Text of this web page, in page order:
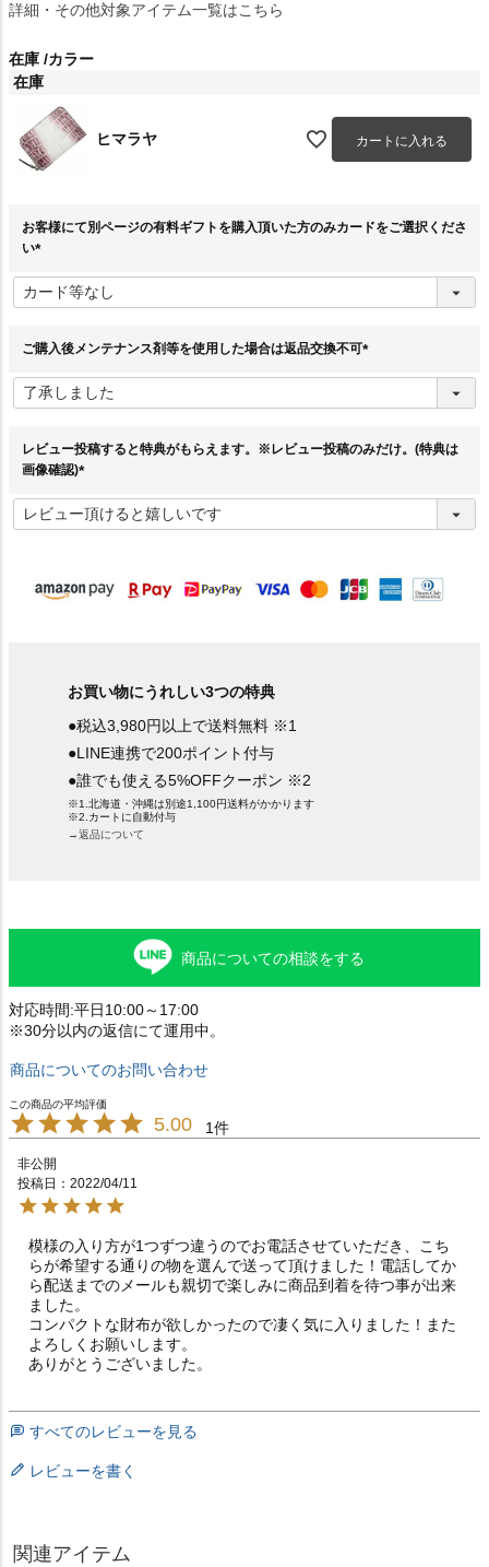
詳細・その他対象アイテム一覧はこちら
在庫 カラー
在庫
ヒマラヤ カートに入れる
お客様にて別ページの有料ギフトを購入頂いた方のみカードをご選択くださ
い
必
須
ご購入後メンテナンス剤等を使用した場合は返品交換不可
須
レビュー投稿すると特典がもらえます。※レビュー投稿のみだけ。(特典は
画像確認)
必
須
お買い物にうれしい3つの特典
●税込3,980円以上で送料無料 ※1
●LINE連携で200ポイント付与
●誰でも使える5%OFFクーポン ※2
※1.北海道・沖縄は別途1,100円送料がかかります
※2.カートに自動付与
→返品について
商品についての相談をする
対応時間:平日10:00～17:00
※30分以内の返信にて運用中。
商品についてのお問い合わせ
5.00 1
非公開
投稿日
2022/04/11
模様の入り方が1つずつ違うのでお電話させていただき、こち
らが希望する通りの物を選んで送って頂けました！電話してか
ら配送までのメールも親切で楽しみに商品到着を待つ事が出来
ました。
コンパクトな財布が欲しかったので凄く気に入りました！また
よろしくお願いします。
ありがとうございました。
すべてのレビューを見る
レビューを書く
関連アイテム